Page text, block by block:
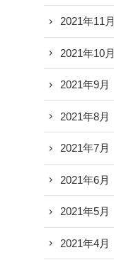
2021年11月
2021年10月
2021年9月
2021年8月
2021年7月
2021年6月
2021年5月
2021年4月